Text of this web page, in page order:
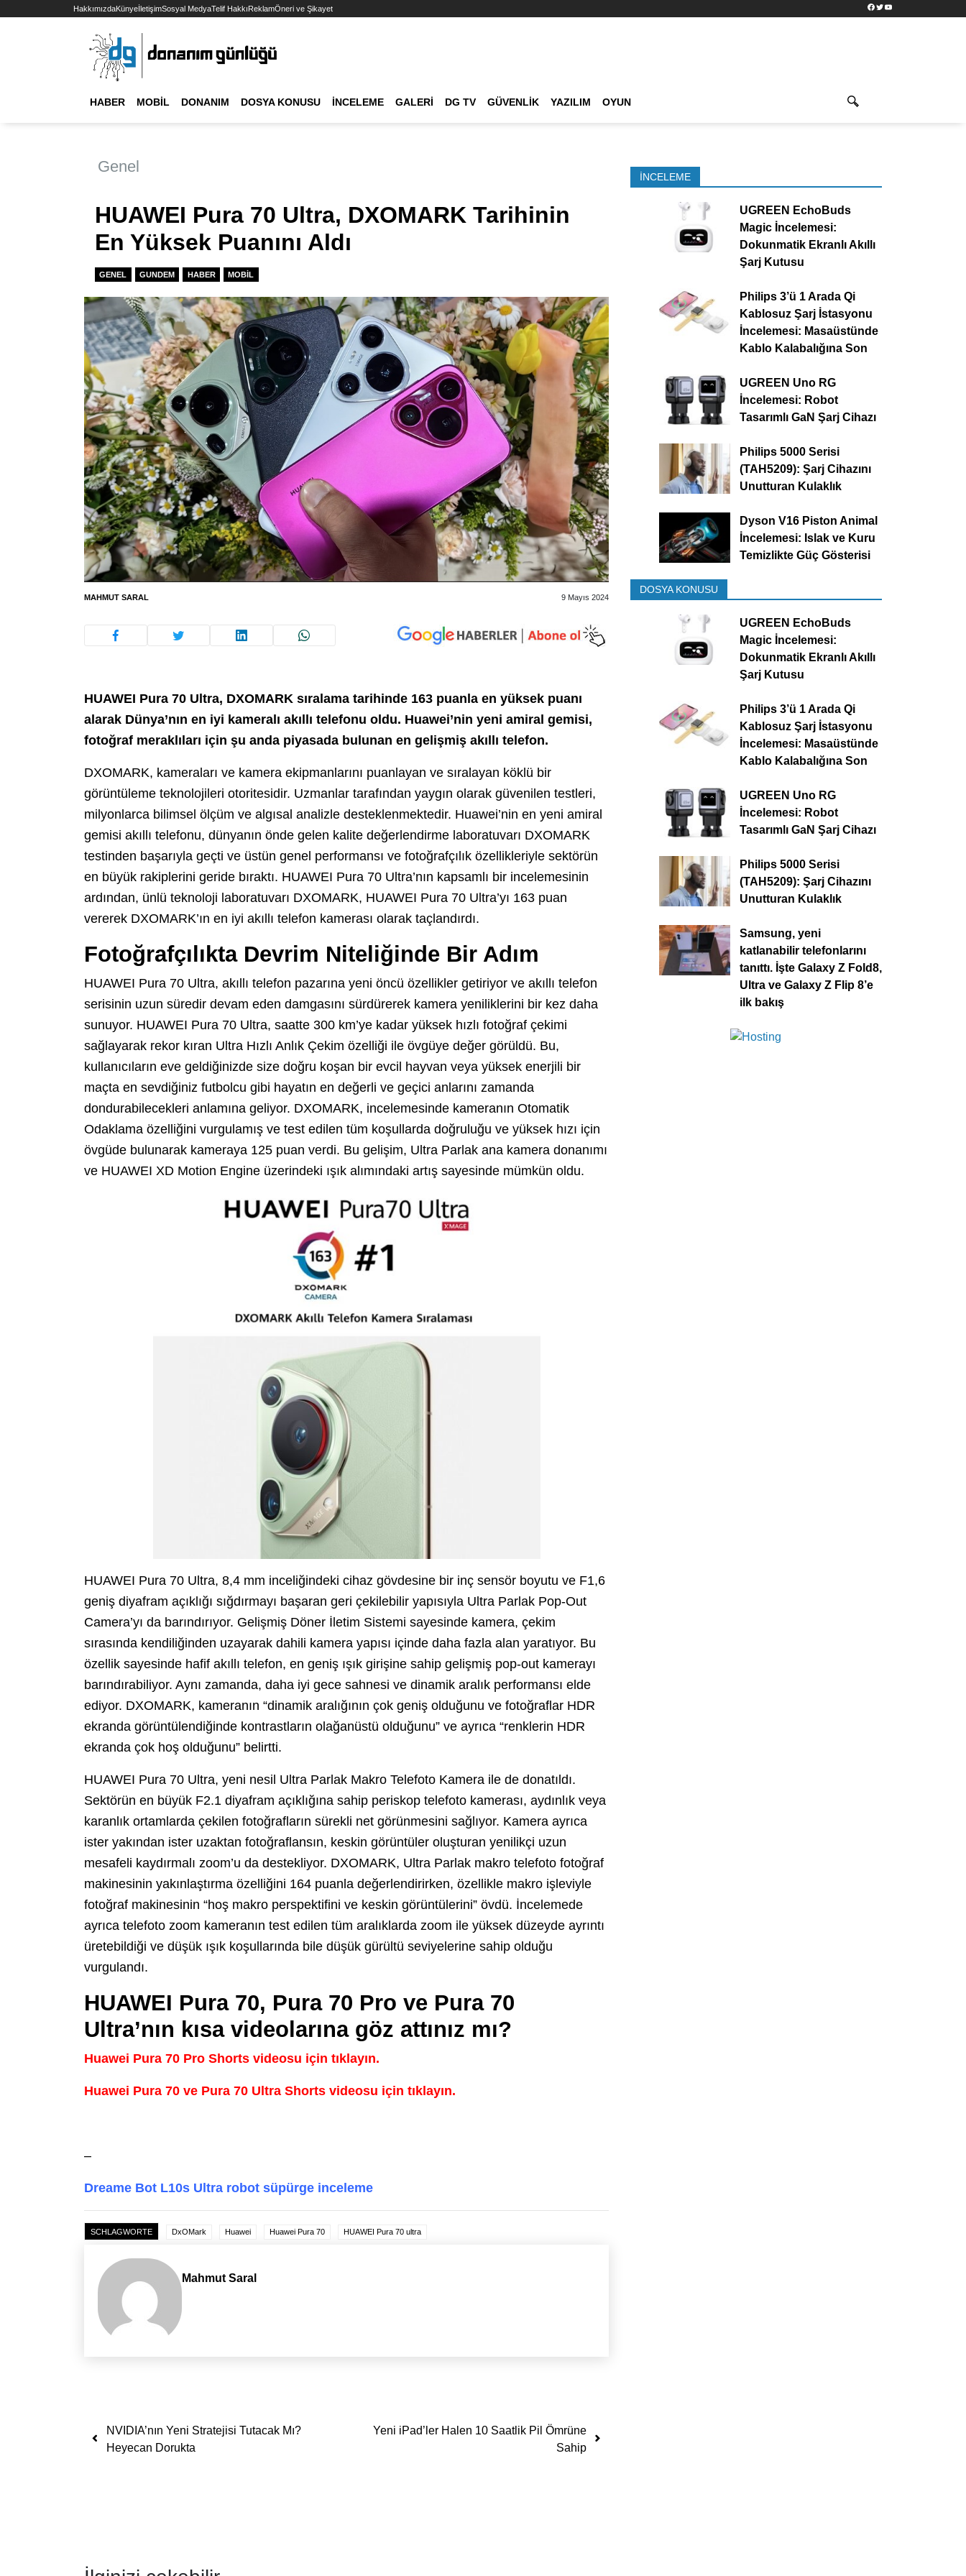
HakkımızdaKünyeİletişimSosyal MedyaTelif HakkıReklamÖneri ve Şikayet Facebook
TwitterYouTube
HABER MOBIL DONANIM DOSYA KONUSU İNCELEME GALERI DG TV GÜVENLIK YAZILIM OYUN
Genel
HUAWEI Pura 70 Ultra, DXOMARK Tarihinin
En Yüksek Puanını Aldı
GENEL GUNDEM HABER MOBIL
MAHMUT SARAL 9 Mayıs 2024
HUAWEI Pura 70 Ultra, DXOMARK sıralama tarihinde 163 puanla en yüksek puanı
alarak Dünya’nın en iyi kameralı akıllı telefonu oldu. Huawei’nin yeni amiral gemisi,
fotoğraf meraklıları için şu anda piyasada bulunan en gelişmiş akıllı telefon.
DXOMARK, kameraları ve kamera ekipmanlarını puanlayan ve sıralayan köklü bir
görüntüleme teknolojileri otoritesidir. Uzmanlar tarafından yaygın olarak güvenilen testleri,
milyonlarca bilimsel ölçüm ve algısal analizle desteklenmektedir. Huawei’nin en yeni amiral
gemisi akıllı telefonu, dünyanın önde gelen kalite değerlendirme laboratuvarı DXOMARK
testinden başarıyla geçti ve üstün genel performansı ve fotoğrafçılık özellikleriyle sektörün
en büyük rakiplerini geride bıraktı. HUAWEI Pura 70 Ultra’nın kapsamlı bir incelemesinin
ardından, ünlü teknoloji laboratuvarı DXOMARK, HUAWEI Pura 70 Ultra’yı 163 puan
vererek DXOMARK’ın en iyi akıllı telefon kamerası olarak taçlandırdı.
Fotoğrafçılıkta Devrim Niteliğinde Bir Adım
HUAWEI Pura 70 Ultra, akıllı telefon pazarına yeni öncü özellikler getiriyor ve akıllı telefon
serisinin uzun süredir devam eden damgasını sürdürerek kamera yeniliklerini bir kez daha
sunuyor. HUAWEI Pura 70 Ultra, saatte 300 km’ye kadar yüksek hızlı fotoğraf çekimi
sağlayarak rekor kıran Ultra Hızlı Anlık Çekim özelliği ile övgüye değer görüldü. Bu,
kullanıcıların eve geldiğinizde size doğru koşan bir evcil hayvan veya yüksek enerjili bir
maçta en sevdiğiniz futbolcu gibi hayatın en değerli ve geçici anlarını zamanda
dondurabilecekleri anlamına geliyor. DXOMARK, incelemesinde kameranın Otomatik
Odaklama özelliğini vurgulamış ve test edilen tüm koşullarda doğruluğu ve yüksek hızı için
övgüde bulunarak kameraya 125 puan verdi. Bu gelişim, Ultra Parlak ana kamera donanımı
ve HUAWEI XD Motion Engine üzerindeki ışık alımındaki artış sayesinde mümkün oldu.
HUAWEI Pura 70 Ultra, 8,4 mm inceliğindeki cihaz gövdesine bir inç sensör boyutu ve F1,6
geniş diyafram açıklığı sığdırmayı başaran geri çekilebilir yapısıyla Ultra Parlak Pop-Out
Camera’yı da barındırıyor. Gelişmiş Döner İletim Sistemi sayesinde kamera, çekim
sırasında kendiliğinden uzayarak dahili kamera yapısı içinde daha fazla alan yaratıyor. Bu
özellik sayesinde hafif akıllı telefon, en geniş ışık girişine sahip gelişmiş pop-out kamerayı
barındırabiliyor. Aynı zamanda, daha iyi gece sahnesi ve dinamik aralık performansı elde
ediyor. DXOMARK, kameranın “dinamik aralığının çok geniş olduğunu ve fotoğraflar HDR
ekranda görüntülendiğinde kontrastların olağanüstü olduğunu” ve ayrıca “renklerin HDR
ekranda çok hoş olduğunu” belirtti.
HUAWEI Pura 70 Ultra, yeni nesil Ultra Parlak Makro Telefoto Kamera ile de donatıldı.
Sektörün en büyük F2.1 diyafram açıklığına sahip periskop telefoto kamerası, aydınlık veya
karanlık ortamlarda çekilen fotoğrafların sürekli net görünmesini sağlıyor. Kamera ayrıca
ister yakından ister uzaktan fotoğraflansın, keskin görüntüler oluşturan yenilikçi uzun
mesafeli kaydırmalı zoom’u da destekliyor. DXOMARK, Ultra Parlak makro telefoto fotoğraf
makinesinin yakınlaştırma özelliğini 164 puanla değerlendirirken, özellikle makro işleviyle
fotoğraf makinesinin “hoş makro perspektifini ve keskin görüntülerini” övdü. İncelemede
ayrıca telefoto zoom kameranın test edilen tüm aralıklarda zoom ile yüksek düzeyde ayrıntı
üretebildiği ve düşük ışık koşullarında bile düşük gürültü seviyelerine sahip olduğu
vurgulandı.
HUAWEI Pura 70, Pura 70 Pro ve Pura 70
Ultra’nın kısa videolarına göz attınız mı?
Huawei Pura 70 Pro Shorts videosu için tıklayın.
Huawei Pura 70 ve Pura 70 Ultra Shorts videosu için tıklayın.
–
Dreame Bot L10s Ultra robot süpürge inceleme
SCHLAGWORTE DxOMark Huawei Huawei Pura 70 HUAWEI Pura 70 ultra
Mahmut Saral
Yazı dolaşımı
NVIDIA’nın Yeni Stratejisi Tutacak Mı?
Heyecan Dorukta
Yeni iPad’ler Halen 10 Saatlik Pil Ömrüne
Sahip
İNCELEME
UGREEN EchoBuds
Magic İncelemesi:
Dokunmatik Ekranlı Akıllı
Şarj Kutusu
Philips 3’ü 1 Arada Qi
Kablosuz Şarj İstasyonu
İncelemesi: Masaüstünde
Kablo Kalabalığına Son
UGREEN Uno RG
İncelemesi: Robot
Tasarımlı GaN Şarj Cihazı
Philips 5000 Serisi
(TAH5209): Şarj Cihazını
Unutturan Kulaklık
Dyson V16 Piston Animal
İncelemesi: Islak ve Kuru
Temizlikte Güç Gösterisi
DOSYA KONUSU
UGREEN EchoBuds
Magic İncelemesi:
Dokunmatik Ekranlı Akıllı
Şarj Kutusu
Philips 3’ü 1 Arada Qi
Kablosuz Şarj İstasyonu
İncelemesi: Masaüstünde
Kablo Kalabalığına Son
UGREEN Uno RG
İncelemesi: Robot
Tasarımlı GaN Şarj Cihazı
Philips 5000 Serisi
(TAH5209): Şarj Cihazını
Unutturan Kulaklık
Samsung, yeni
katlanabilir telefonlarını
tanıttı. İşte Galaxy Z Fold8,
Ultra ve Galaxy Z Flip 8’e
ilk bakış